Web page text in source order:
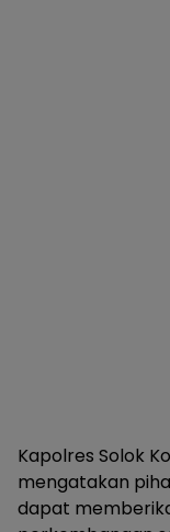
Kapolres Solok
mengatakan
dapat